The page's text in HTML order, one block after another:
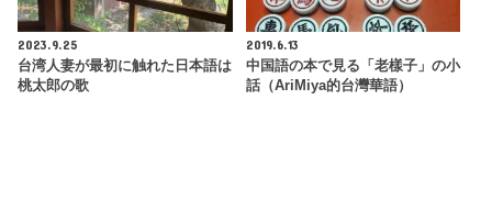
2023.9.25
台湾人妻が最初に触れた日本語は
桃太郎の歌
2019.6.13
中国語の本で見る「老樣子」の小
話（AriMiya的台灣華語）